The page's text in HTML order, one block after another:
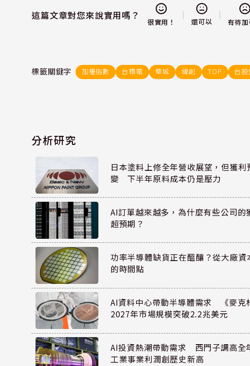
這篇文章對您來說實用嗎？
很實用！ 還可以 有待
標籤關鍵字 加權指數 台積電 華城 緯創 TOP 台股
分析研究
日本塗料上修全年營收展望，但獲利
變 下半年原料成本仍是壓力
AI訂單越來越多，為什麼有些公司的
超預期？
功率半導體缺貨正在醞釀？從大廠資
的時間點
AI資料中心帶動半導體需求 《麥克
2027年市場規模突破2.2兆美元
AI投資熱潮帶動需求 西門子調高全
工業事業利潤創歷史新高